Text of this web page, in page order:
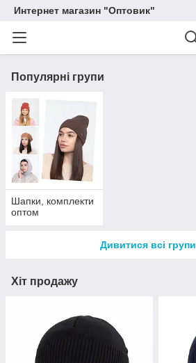
Интернет магазин "Оптовик"
Популярні групи
Шапки, комплекти
оптом
Дивитися всі групи
Хіт продажу